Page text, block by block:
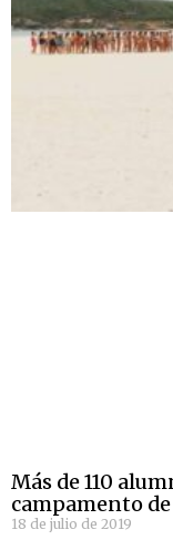
Más de 110
campamento
18 de julio de 2019